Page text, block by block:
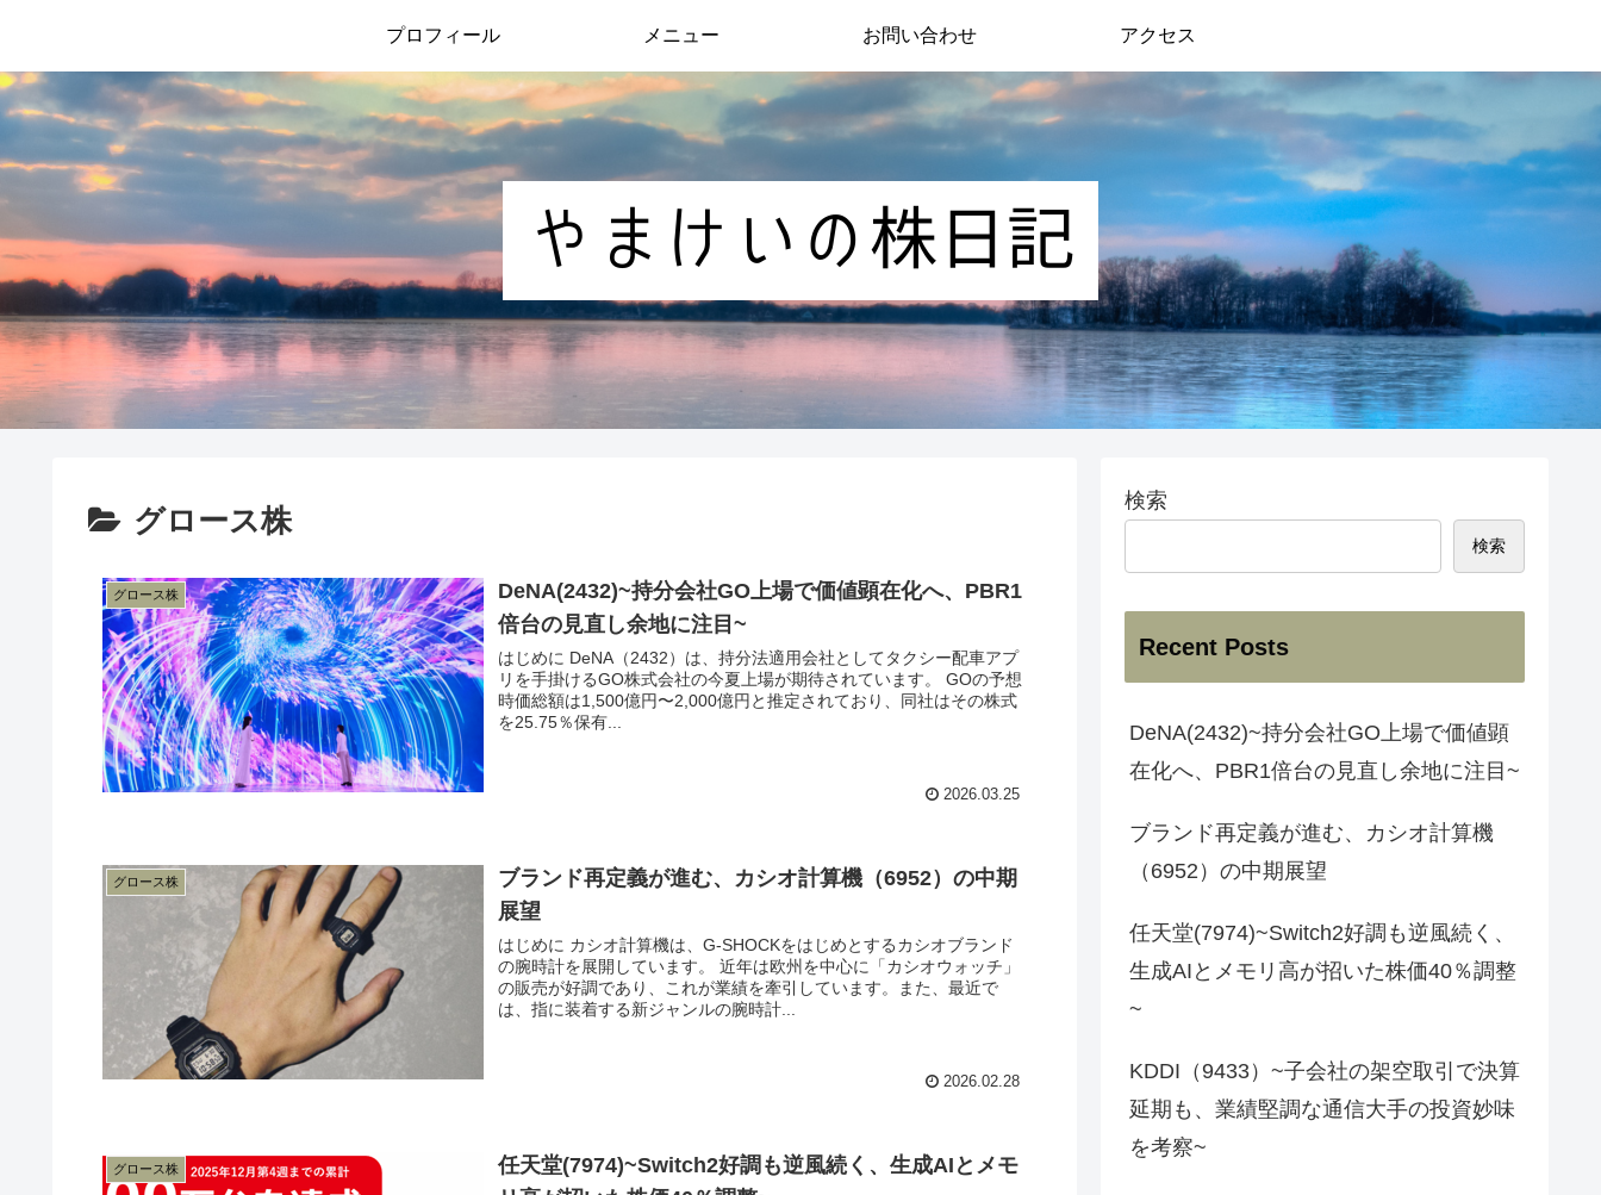
プロフィール メニュー お問い合わせ アクセス
グロース株
グロース株
DeNA(2432)~持分会社GO上場で価値顕在化へ、PBR1
倍台の見直し余地に注目~
はじめに DeNA（2432）は、持分法適用会社としてタクシー配車アプ
リを手掛けるGO株式会社の今夏上場が期待されています。 GOの予想
時価総額は1,500億円〜2,000億円と推定されており、同社はその株式
を25.75％保有...
2026.03.25
グロース株
ブランド再定義が進む、カシオ計算機（6952）の中期
展望
はじめに カシオ計算機は、G-SHOCKをはじめとするカシオブランド
の腕時計を展開しています。 近年は欧州を中心に「カシオウォッチ」
の販売が好調であり、これが業績を牽引しています。また、最近で
は、指に装着する新ジャンルの腕時計...
2026.02.28
グロース株
任天堂(7974)~Switch2好調も逆風続く、生成AIとメモ
検索
検索
Recent Posts
DeNA(2432)~持分会社GO上場で価値顕
在化へ、PBR1倍台の見直し余地に注目~
ブランド再定義が進む、カシオ計算機
（6952）の中期展望
任天堂(7974)~Switch2好調も逆風続く、
生成AIとメモリ高が招いた株価40％調整
~
KDDI（9433）~子会社の架空取引で決算
延期も、業績堅調な通信大手の投資妙味
を考察~